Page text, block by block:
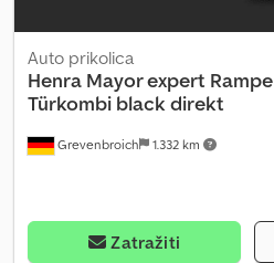
Grevenbroich 1.332 km
Auto prikolica
Henra Mayor expert Rampe
Türkombi black direkt
Zatražiti